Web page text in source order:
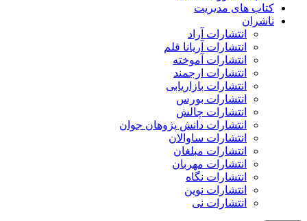
کتاب های مدیریت
ناشران
انتشارات آراد
انتشارات آریانا قلم
انتشارات آموخته
انتشارات ارجمند
انتشارات بازاریابی
انتشارات بورس
انتشارات چالش
انتشارات دانش پژوهان جوان
انتشارات ساوالان
انتشارات مبلغان
انتشارات مهربان
انتشارات نگاه
انتشارات نوین
انتشارات نی